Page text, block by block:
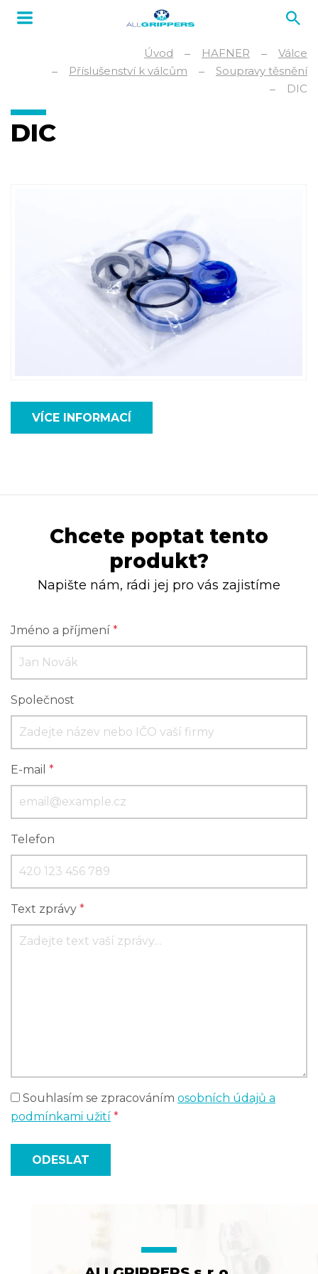
Úvod HAFNER
Válce
Příslušenství k válcům
Soupravy těsnění
DIC
DIC
VÍCE INFORMACÍ
Chcete poptat tento
produkt?
Napište nám, rádi jej pro vás zajistíme
Jméno a příjmení *
Společnost
E-mail *
Telefon
Text zprávy *
Souhlasím se zpracováním osobních údajů a
podmínkami užití *
ODESLAT